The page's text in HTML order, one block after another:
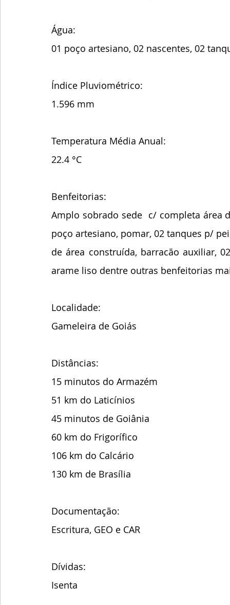
Água:
01 poço artesiano, 02 nascentes, 02
Índice Pluviométrico:
1.596 mm
Temperatura Média Anual:
22.4 °C
Benfeitorias:
Amplo sobrado sede  c/ completa área
poço artesiano, pomar, 02 tanques p/
de área construída, barracão auxiliar,
arame liso dentre outras benfeitorias
Localidade:
Gameleira de Goiás
Distâncias:
15 minutos do Armazém
51 km do Laticínios
45 minutos de Goiânia
60 km do Frigorífico
106 km do Calcário
130 km de Brasília
Documentação:
Escritura, GEO e CAR
Dívidas:
Isenta